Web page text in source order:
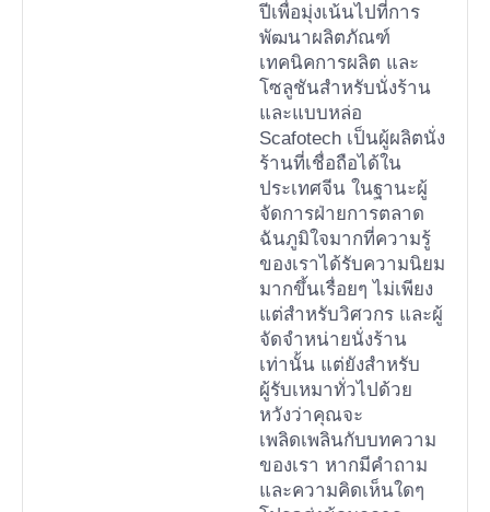
ปีเพื่อมุ่งเน้นไปที่การ
พัฒนาผลิตภัณฑ์
เทคนิคการผลิต และ
โซลูชันสำหรับนั่งร้าน
และแบบหล่อ
Scafotech เป็นผู้ผลิตนั่ง
ร้านที่เชื่อถือได้ใน
ประเทศจีน ในฐานะผู้
จัดการฝ่ายการตลาด
ฉันภูมิใจมากที่ความรู้
ของเราได้รับความนิยม
มากขึ้นเรื่อยๆ ไม่เพียง
แต่สำหรับวิศวกร และผู้
จัดจำหน่ายนั่งร้าน
เท่านั้น แต่ยังสำหรับ
ผู้รับเหมาทั่วไปด้วย
หวังว่าคุณจะ
เพลิดเพลินกับบทความ
ของเรา หากมีคำถาม
และความคิดเห็นใดๆ